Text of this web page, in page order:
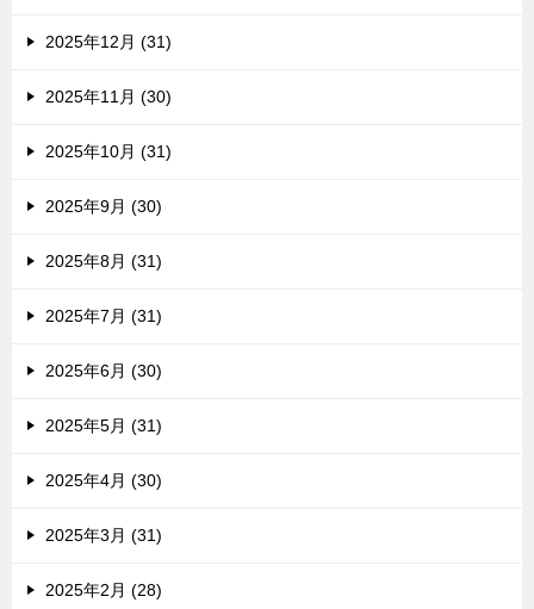
2025年12月 (31)
2025年11月 (30)
2025年10月 (31)
2025年9月 (30)
2025年8月 (31)
2025年7月 (31)
2025年6月 (30)
2025年5月 (31)
2025年4月 (30)
2025年3月 (31)
2025年2月 (28)